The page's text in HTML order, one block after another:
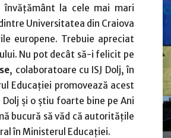
învăţământ la cele mai mari
Universitatea din Craiova
europene. Trebuie apreciat
Nu pot decât să-i felicit pe
, colaboratoare cu ISJ Dolj, în
Educaţiei promovează acest
Dolj şi o ştiu foarte bine pe Ani
bucură să văd că autorităţile
în Ministerul Educaţiei.